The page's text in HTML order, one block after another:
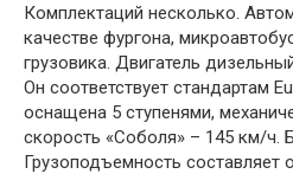
Комплектаций несколько.
качестве фургона,
грузовика. Двигатель
Он соответствует стандартам
оснащена 5 ступенями,
скорость «Соболя» – 145 км/ч.
Грузоподъемность составляет